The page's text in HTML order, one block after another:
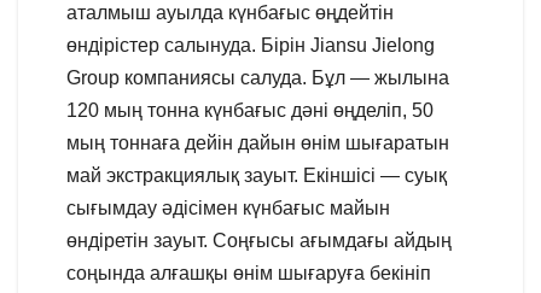
аталмыш ауылда күнбағыс өңдейтін
өндірістер салынуда. Бірін Jiansu Jielong
Group компаниясы салуда. Бұл — жылына
120 мың тонна күнбағыс дәні өңделіп, 50
мың тоннаға дейін дайын өнім шығаратын
май экстракциялық зауыт. Екіншісі — суық
сығымдау әдісімен күнбағыс майын
өндіретін зауыт. Соңғысы ағымдағы айдың
соңында алғашқы өнім шығаруға бекініп